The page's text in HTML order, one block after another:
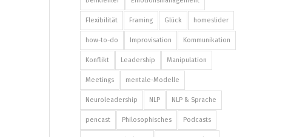
Flexibilität Framing Glück homeslider
how-to-do Improvisation Kommunikation
Konflikt Leadership Manipulation
Meetings mentale-Modelle
Neuroleadership NLP NLP & Sprache
pencast Philosophisches Podcasts